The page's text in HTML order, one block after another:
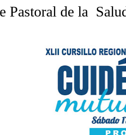
Pastoral de la